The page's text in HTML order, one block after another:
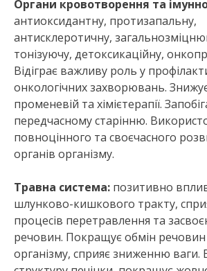
Органи кровотворення та
антиоксидантну, протизапальну,
антисклеротичну,
тонізуючу, детоксикаційну,
Відіграє важливу роль у
онкологічних захворювань. Знижує
променевій та хімієтерапії.
передчасному старінню.
повноцінного та своєчасного
органів організму.
Травна система: позитивно
шлунково-кишкового тракту,
процесів перетравлення та
речовин. Покращує обмін речовин
організму, сприяє зниженню ваги.